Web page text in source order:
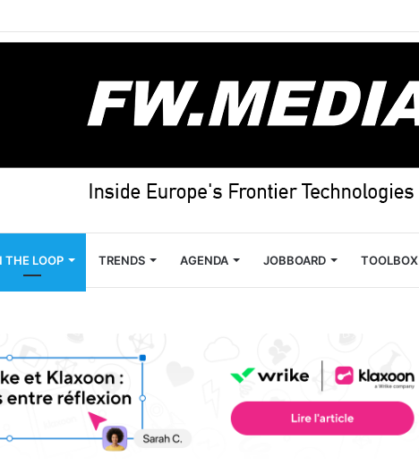
THE LOOP TRENDS AGENDA JOBBOARD TOOLBOX